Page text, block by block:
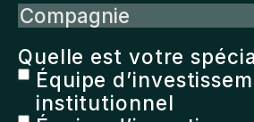
Compagnie
Quelle est votre
Équipe
institutionnel